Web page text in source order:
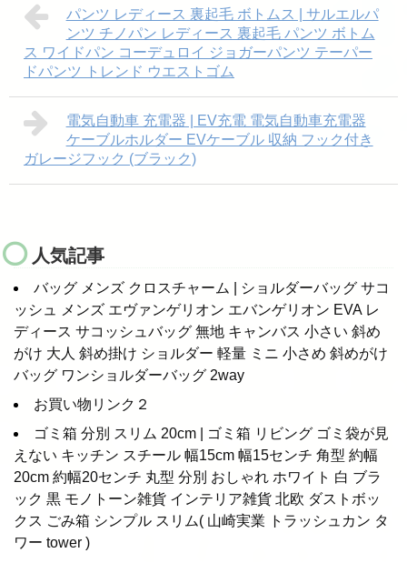
パンツ レディース 裏起毛 ボトムス | サルエルパ
ンツ チノパン レディース 裏起毛 パンツ ボトム
ス ワイドパン コーデュロイ ジョガーパンツ テーパー
ドパンツ トレンド ウエストゴム
電気自動車 充電器 | EV充電 電気自動車充電器
ケーブルホルダー EVケーブル 収納 フック付き
ガレージフック (ブラック)
人気記事
バッグ メンズ クロスチャーム | ショルダーバッグ サコ
ッシュ メンズ エヴァンゲリオン エバンゲリオン EVA レ
ディース サコッシュバッグ 無地 キャンバス 小さい 斜め
がけ 大人 斜め掛け ショルダー 軽量 ミニ 小さめ 斜めがけ
バッグ ワンショルダーバッグ 2way
お買い物リンク２
ゴミ箱 分別 スリム 20cm | ゴミ箱 リビング ゴミ袋が見
えない キッチン スチール 幅15cm 幅15センチ 角型 約幅
20cm 約幅20センチ 丸型 分別 おしゃれ ホワイト 白 ブラ
ック 黒 モノトーン雑貨 インテリア雑貨 北欧 ダストボッ
クス ごみ箱 シンプル スリム( 山崎実業 トラッシュカン タ
ワー tower )